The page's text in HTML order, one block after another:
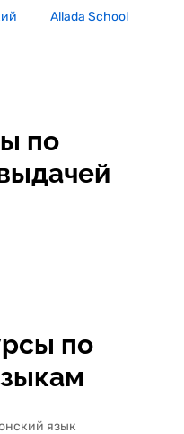
Allada School
по
по
язык